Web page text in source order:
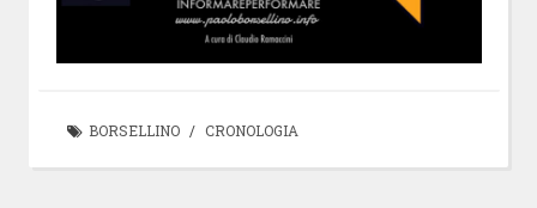
BORSELLINO/ CRONOLOGIA